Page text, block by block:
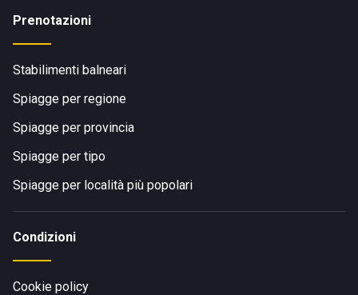
Prenotazioni
Stabilimenti balneari
Spiagge per regione
Spiagge per provincia
Spiagge per tipo
Spiagge per località più popolari
Condizioni
Cookie policy